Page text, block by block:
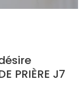
PRIÈRE J7